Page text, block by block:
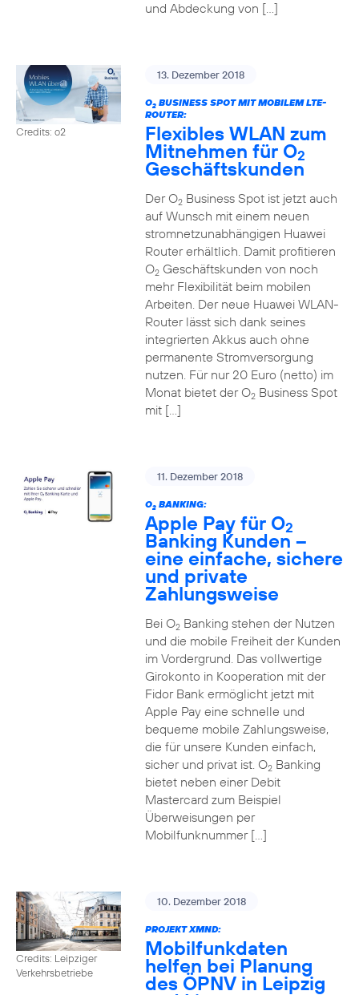
und Abdeckung von […]
Credits: o2
13. Dezember 2018
O2BUSINESS SPOT MIT MOBILEM LTE-
ROUTER:
Flexibles WLAN zum
Mitnehmen für O2
Geschäftskunden
Der O2Business Spot ist jetzt auch
auf Wunsch mit einem neuen
stromnetzunabhängigen Huawei
Router erhältlich. Damit profitieren
O2Geschäftskunden von noch
mehr Flexibilität beim mobilen
Arbeiten. Der neue Huawei WLAN-
Router lässt sich dank seines
integrierten Akkus auch ohne
permanente Stromversorgung
nutzen. Für nur 20 Euro (netto) im
Monat bietet der O2Business Spot
mit […]
11. Dezember 2018
O2BANKING:
Apple Pay für O2
Banking Kunden –
eine einfache, sichere
und private
Zahlungsweise
Bei O2Banking stehen der Nutzen
und die mobile Freiheit der Kunden
im Vordergrund. Das vollwertige
Girokonto in Kooperation mit der
Fidor Bank ermöglicht jetzt mit
Apple Pay eine schnelle und
bequeme mobile Zahlungsweise,
die für unsere Kunden einfach,
sicher und privat ist. O2Banking
bietet neben einer Debit
Mastercard zum Beispiel
Überweisungen per
Mobilfunknummer […]
Credits: Leipziger
Verkehrsbetriebe
10. Dezember 2018
PROJEKT XMND:
Mobilfunkdaten
helfen bei Planung
des ÖPNV in Leipzig